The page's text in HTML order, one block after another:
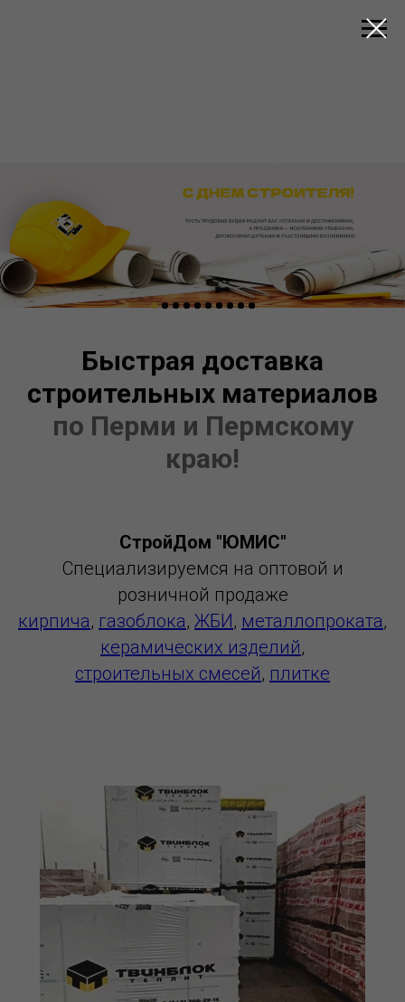
Быстрая доставка
строительных материалов
по Перми и Пермскому
краю!
СтройДом "ЮМИС"
Специализируемся на оптовой и
розничной продаже
кирпича, газоблока, ЖБИ, металлопроката,
керамических изделий,
строительных смесей, плитке